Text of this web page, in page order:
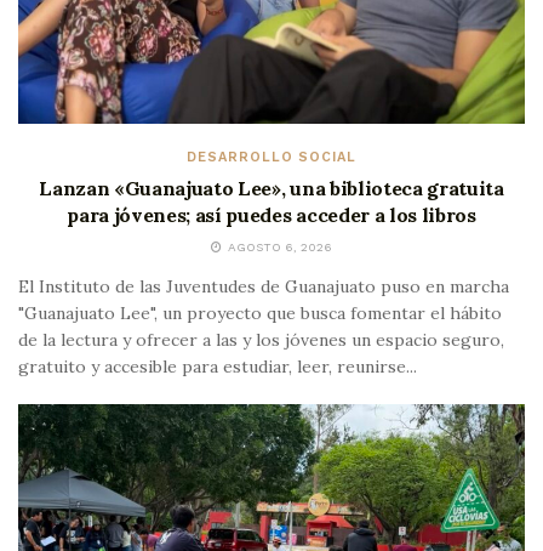
DESARROLLO SOCIAL
Lanzan «Guanajuato Lee», una biblioteca gratuita
para jóvenes; así puedes acceder a los libros
AGOSTO 6, 2026
El Instituto de las Juventudes de Guanajuato puso en marcha
"Guanajuato Lee", un proyecto que busca fomentar el hábito
de la lectura y ofrecer a las y los jóvenes un espacio seguro,
gratuito y accesible para estudiar, leer, reunirse...